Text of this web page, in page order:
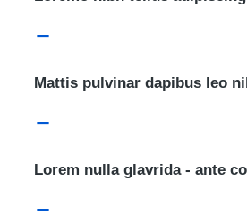
Mattis pulvinar dapibus leo
Lorem nulla glavrida - ante